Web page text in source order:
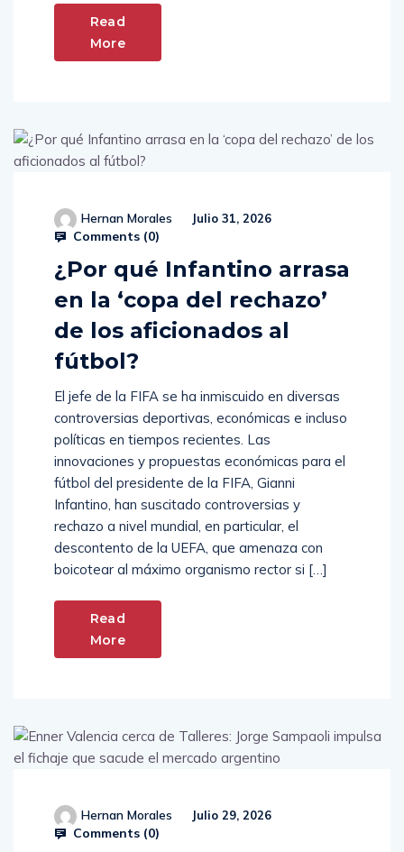
Read
More
Hernan Morales Julio 31, 2026
Comments (0)
¿Por qué Infantino arrasa
en la ‘copa del rechazo’
de los aficionados al
fútbol?
El jefe de la FIFA se ha inmiscuido en diversas
controversias deportivas, económicas e incluso
políticas en tiempos recientes. Las
innovaciones y propuestas económicas para el
fútbol del presidente de la FIFA, Gianni
Infantino, han suscitado controversias y
rechazo a nivel mundial, en particular, el
descontento de la UEFA, que amenaza con
boicotear al máximo organismo rector si […]
Read
More
Hernan Morales Julio 29, 2026
Comments (0)